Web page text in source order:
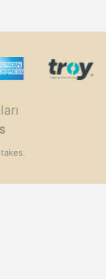
.
abone olmayı